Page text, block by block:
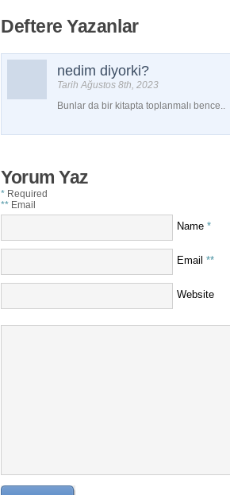
Deftere Yazanlar
nedim diyorki?
Tarih Ağustos 8th, 2023
Bunlar da bir kitapta toplanmalı bence..
Yorum Yaz
* Required
** Email
Name *
Email **
Website